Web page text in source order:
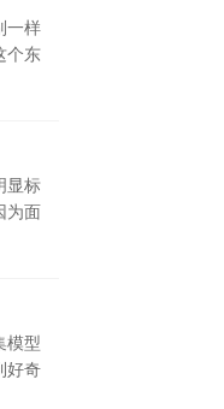
一样
个东
显标
为面
模型
好奇